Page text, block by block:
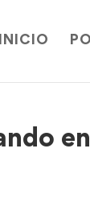
INICIO